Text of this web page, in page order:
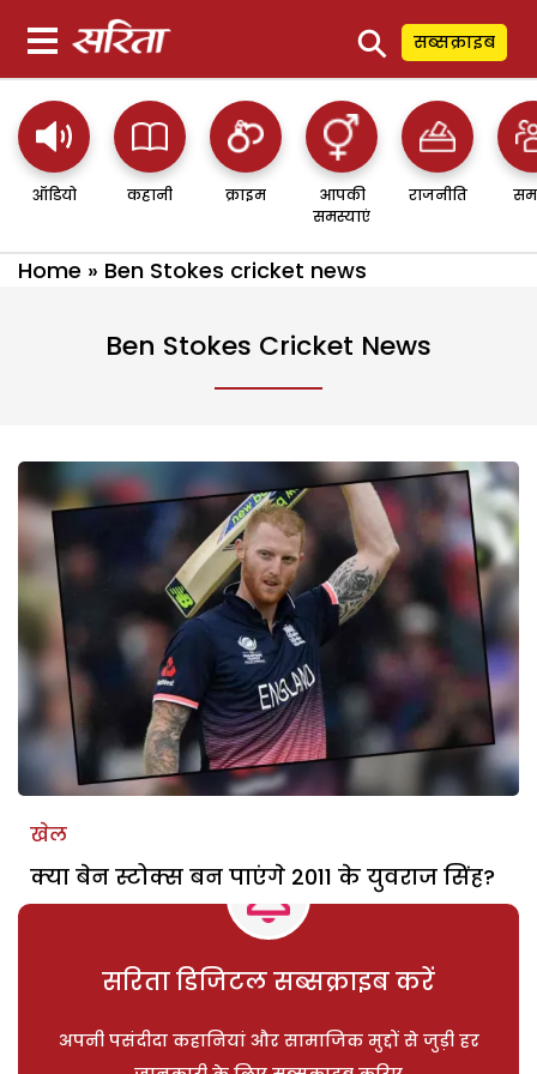
⚲ सब्सक्राइब
ऑडियो कहानी क्राइम
आपकी
समस्याएं
राजनीति
Home » Ben Stokes cricket news
Ben Stokes Cricket News
खेल
क्या बेन स्टोक्स बन पाएंगे 2011 के युवराज सिंह?
सरिता डिजिटल सब्सक्राइब करें
अपनी पसंदीदा कहानियां और सामाजिक मुद्दों से जुड़ी हर